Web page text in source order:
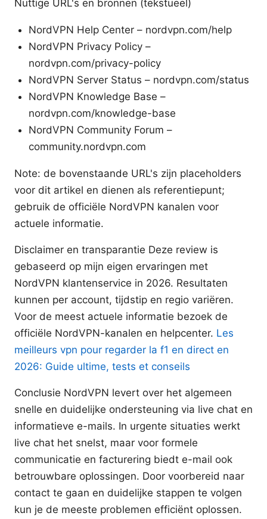
Nuttige URL's en bronnen (tekstueel)
NordVPN Help Center – nordvpn.com/help
NordVPN Privacy Policy –
nordvpn.com/privacy-policy
NordVPN Server Status – nordvpn.com/status
NordVPN Knowledge Base –
nordvpn.com/knowledge-base
NordVPN Community Forum –
community.nordvpn.com
Note: de bovenstaande URL's zijn placeholders
voor dit artikel en dienen als referentiepunt;
gebruik de officiële NordVPN kanalen voor
actuele informatie.
Disclaimer en transparantie Deze review is
gebaseerd op mijn eigen ervaringen met
NordVPN klantenservice in 2026. Resultaten
kunnen per account, tijdstip en regio variëren.
Voor de meest actuele informatie bezoek de
officiële NordVPN-kanalen en helpcenter. Les
meilleurs vpn pour regarder la f1 en direct en
2026: Guide ultime, tests et conseils
Conclusie NordVPN levert over het algemeen
snelle en duidelijke ondersteuning via live chat en
informatieve e-mails. In urgente situaties werkt
live chat het snelst, maar voor formele
communicatie en facturering biedt e-mail ook
betrouwbare oplossingen. Door voorbereid naar
contact te gaan en duidelijke stappen te volgen
kun je de meeste problemen efficiënt oplossen.